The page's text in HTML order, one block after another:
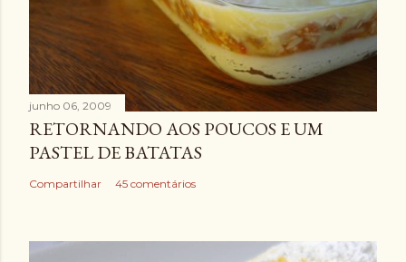
junho 06, 2009
RETORNANDO AOS POUCOS E UM
PASTEL DE BATATAS
Compartilhar 45 comentários